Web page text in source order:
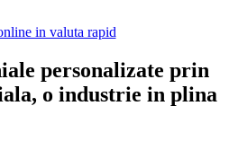
personalizate prin
o industrie in plina